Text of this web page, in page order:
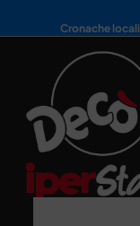
Cronache locali